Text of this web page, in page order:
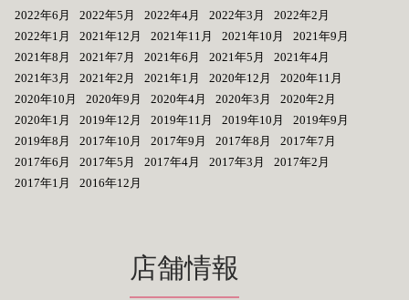
2022年6月
2022年5月 2022年4月 2022年3月
2022年2月
2022年1月
2021年12月 2021年11月 2021年10月
2021年9月
2021年8月
2021年7月 2021年6月 2021年5月
2021年4月
2021年3月
2021年2月 2021年1月 2020年12月
2020年11月
2020年10月
2020年9月 2020年4月 2020年3月
2020年2月
2020年1月
2019年12月 2019年11月 2019年10月
2019年9月
2019年8月
2017年10月 2017年9月 2017年8月
2017年7月
2017年6月
2017年5月 2017年4月 2017年3月
2017年2月
2017年1月
2016年12月
店舗情報